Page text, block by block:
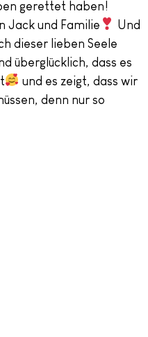
gerettet haben!
Jack und Familie
Und
dieser lieben Seele
überglücklich, dass es
und es zeigt, dass wir
denn nur so